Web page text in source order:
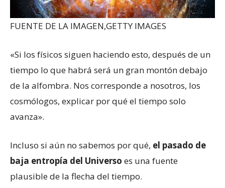
FUENTE DE LA IMAGEN,GETTY IMAGES
«Si los físicos siguen haciendo esto, después de un
tiempo lo que habrá será un gran montón debajo
de la alfombra. Nos corresponde a nosotros, los
cosmólogos, explicar por qué el tiempo solo
avanza».
Incluso si aún no sabemos por qué, el pasado de
baja entropía del Universo es una fuente
plausible de la flecha del tiempo.